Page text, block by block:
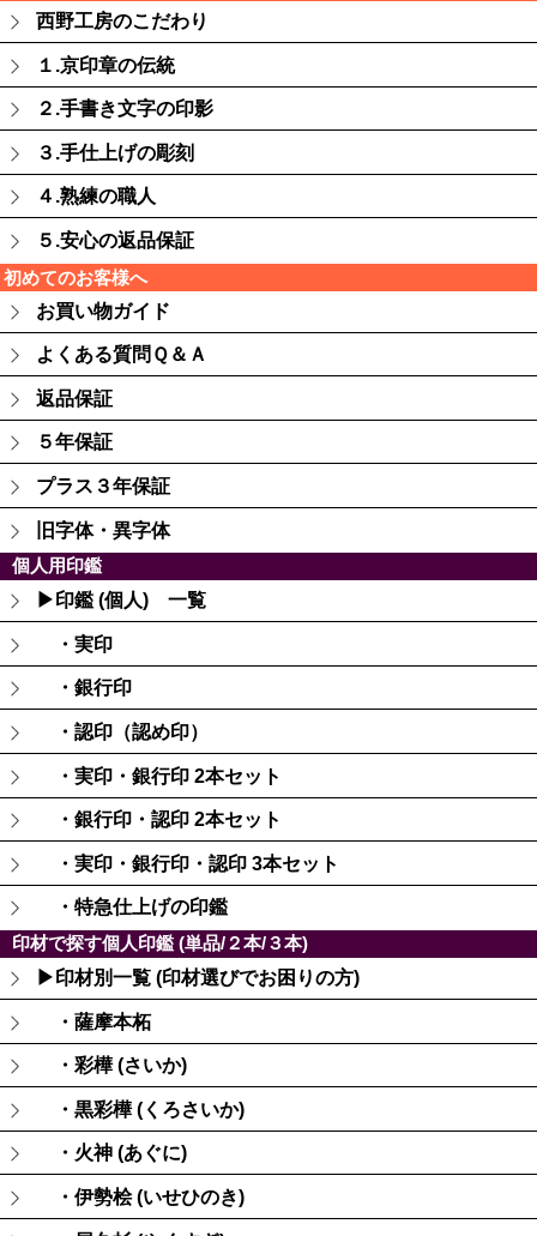
西野工房のこだわり
１.京印章の伝統
２.手書き文字の印影
３.手仕上げの彫刻
４.熟練の職人
５.安心の返品保証
初めてのお客様へ
お買い物ガイド
よくある質問Ｑ＆Ａ
返品保証
５年保証
プラス３年保証
旧字体・異字体
個人用印鑑
▶印鑑 (個人) 一覧
・実印
・銀行印
・認印（認め印）
・実印・銀行印 2本セット
・銀行印・認印 2本セット
・実印・銀行印・認印 3本セット
・特急仕上げの印鑑
印材で探す個人印鑑 (単品/２本/３本)
▶印材別一覧 (印材選びでお困りの方)
・薩摩本柘
・彩樺 (さいか)
・黒彩樺 (くろさいか)
・火神 (あぐに)
・伊勢桧 (いせひのき)